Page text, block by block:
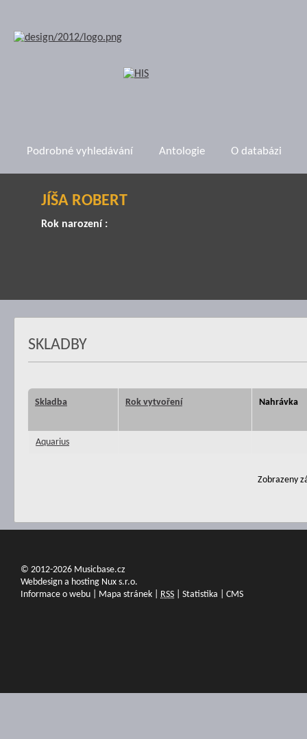
Podrobné vyhledávání Antologie O databázi
JÍŠA ROBERT
Rok narození :
SKLADBY
Skladba Rok vytvoření Nahrávka
Aquarius
Zobrazeny
© 2012-2026 Musicbase.cz
Webdesign a hosting Nux s.r.o.
Informace o webu
Mapa stránek RSS Statistika CMS